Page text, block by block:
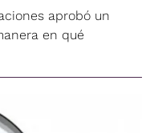
aprobó un
en qué